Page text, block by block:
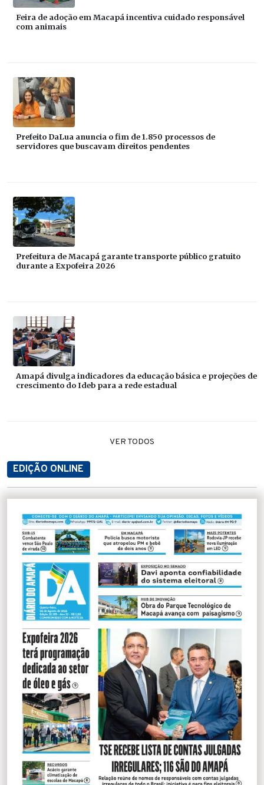
Feira de adoção em Macapá incentiva cuidado responsável
com animais
Prefeito DaLua anuncia o fim de 1.850 processos de
servidores que buscavam direitos pendentes
Prefeitura de Macapá garante transporte público gratuito
durante a Expofeira 2026
Amapá divulga indicadores da educação básica e projeções de
crescimento do Ideb para a rede estadual
VER TODOS
EDIÇÃO ONLINE